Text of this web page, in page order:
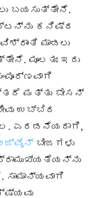
ಬಯಸುತ್ತೇನೆ.
ಕನಿಷ್ಠ
ಮಾಡಲು
ಮೂಲತಃ ಇದು
ಮತ್ತು ಬೇಸನ್
ಉಬ್ಬಿದ
ಎರಡನೆಯದಾಗಿ,
ಬೀಜಗಳು
ಸಾಮಾನ್ಯವಾಗಿ